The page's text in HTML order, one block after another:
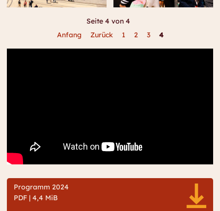
Seite 4 von 4
Anfang
Zurück 1 2 3 4
Programm 2024
PDF | 4,4 MiB